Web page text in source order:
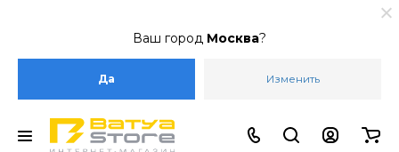
Ваш город Москва?
Да Изменить